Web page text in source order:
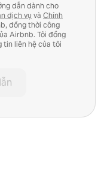
dẫn dành cho
dịch vụ và Chính
đồng thời công
Airbnb. Tôi đồng
tin liên hệ của tôi